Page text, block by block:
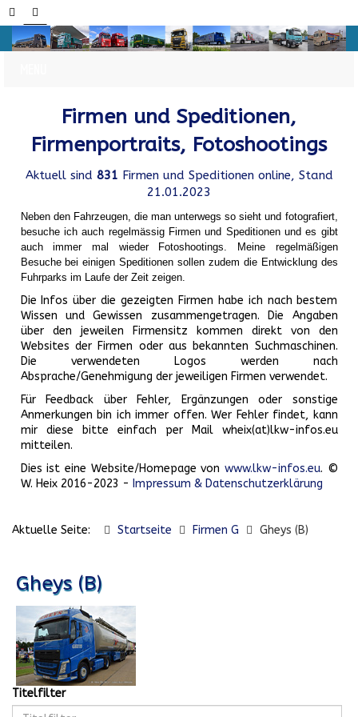
Firmen und Speditionen,
Firmenportraits, Fotoshootings
Aktuell sind 831 Firmen und Speditionen online, Stand
21.01.2023
Neben den Fahrzeugen, die man unterwegs so sieht und fotografiert,
besuche ich auch regelmässig Firmen und Speditionen und es gibt
auch immer mal wieder Fotoshootings.
Meine regelmäßigen
Besuche bei einigen Speditionen sollen zudem die Entwicklung des
Fuhrparks im Laufe der Zeit zeigen.
Die Infos über die gezeigten Firmen habe ich nach bestem
Wissen und Gewissen zusammengetragen. Die Angaben
über den jeweilen Firmensitz kommen direkt von den
Websites der Firmen oder aus bekannten Suchmaschinen.
Die verwendeten Logos werden nach
Absprache/Genehmigung der jeweiligen Firmen verwendet.
Für Feedback über Fehler, Ergänzungen oder sonstige
Anmerkungen bin ich immer offen. Wer Fehler findet, kann
mir diese bitte einfach per Mail wheix(at)lkw-infos.eu
mitteilen.
Dies ist eine Website/Homepage von www.lkw-infos.eu. ©
W. Heix 2016-2023 - Impressum & Datenschutzerklärung
Aktuelle Seite: Startseite Firmen G Gheys (B)
Gheys (B)
Titelfilter